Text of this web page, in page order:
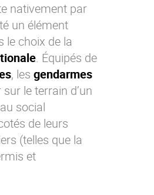
nativement par
un élément
le choix de la
. Équipés de
, les gendarmes
le terrain d’un
social
de leurs
(telles que la
et